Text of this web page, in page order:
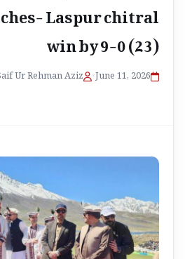
Laspur chitral
win by 9-0 (23)
June 11, 2026
•
Ur Rehman Aziz